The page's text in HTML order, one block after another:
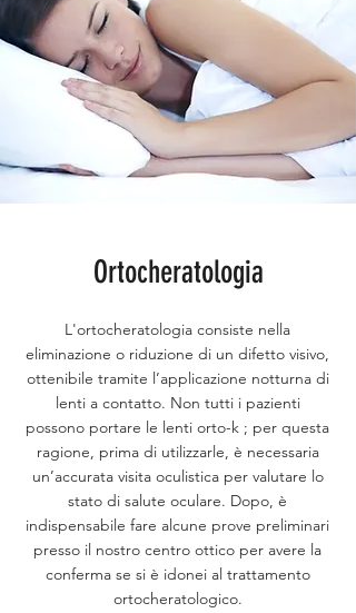
Ortocheratologia
L'ortocheratologia consiste nella
eliminazione o riduzione di un difetto visivo,
ottenibile tramite l’applicazione notturna di
lenti a contatto. Non tutti i pazienti
possono portare le lenti orto-k ; per questa
ragione, prima di utilizzarle, è necessaria
un’accurata visita oculistica per valutare lo
stato di salute oculare. Dopo, è
indispensabile fare alcune prove preliminari
presso il nostro centro ottico per avere la
conferma se si è idonei al trattamento
ortocheratologico.